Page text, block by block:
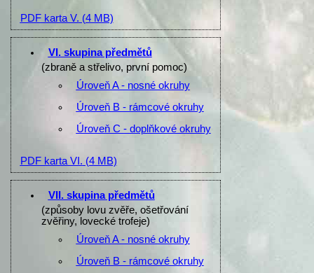
PDF karta V. (4 MB)
VI. skupina předmětů
(zbraně a střelivo, první pomoc)
Úroveň A - nosné okruhy
Úroveň B - rámcové okruhy
Úroveň C - doplňkové okruhy
PDF karta VI. (4 MB)
VII. skupina předmětů
(způsoby lovu zvěře, ošetřování
zvěřiny, lovecké trofeje)
Úroveň A - nosné okruhy
Úroveň B - rámcové okruhy